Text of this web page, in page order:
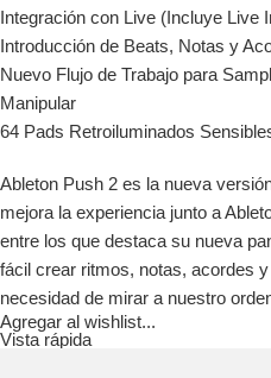
Integración con Live (Incluye Live
Introducción de Beats, Notas y
Nuevo Flujo de Trabajo para
Manipular
64 Pads Retroiluminados
Ableton Push 2 es la nueva
mejora la experiencia junto a
entre los que destaca su nueva
fácil crear ritmos, notas, acordes
necesidad de mirar a nuestro
Agregar al wishlist...
Vista rápida